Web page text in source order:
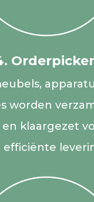
worden
en klaargezet
efficiënte